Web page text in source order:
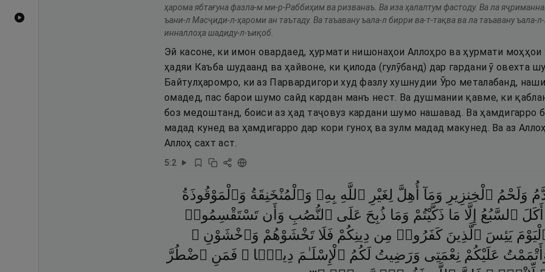
ҳарома ябтағуна фазла-м ми-р-Раббиҳим ва ризванаъ. Ва иза ҳалалтум фастоду. Ва ла
ъани-л Масҷиди-л-ҳароми ан таътаду. Ва таъавану ъала-л бирри ва-т-тақва ва ла таъавану ъала-
инналлоҳа шадиду-л-ъиқоб.
Эй касоне, ки имон овардаед, ҳурмати нишонаҳои Аллоҳро ва ҳурмати
ҳадяи Каъба шудаанд ва ҳайвоне, ки қилода (гулӯбанд) дар гардани ӯ овехта
Байтулҳаромро, ки аз Парвардигори худ фазлу хушнудии Ӯро металабанд,
омадед, пас барои шумо сайд кардан манъ нест. Ва душмании қавме, ки
боз медоштанд, боиси аз ҳад таҷовуз кардани шумо нашавад. Ва ҳамдигарро
мадад кунед ва ҳамдигарро дар кори гуноҳ ва зулм мадад макунед. Ва аз
Аллоҳ сахт аст.
5:2
وَلَحْمُ ٱلْخِنزِيرِ وَمَآ أُهِلَّ لِغَيْرِ ٱللَّهِ بِهِۦ وَٱلْمُنْخَنِقَةُ وَٱلْمَوْقُوذَةُ
أَكَلَ ٱلسَّبُعُ إِلَّا مَا ذَكَّيْتُمْ وَمَا ذُبِحَ عَلَى ٱلنُّصُبِ وَأَن تَسْتَقْسِمُوا۟
يَئِسَ ٱلَّذِينَ كَفَرُوا۟ مِن دِينِكُمْ فَلَا تَخْشَوْهُمْ وَٱخْشَوْنِ ۚ
عَلَيْكُمْ نِعْمَتِى وَرَضِيتُ لَكُمُ ٱلْإِسْلَـٰمَ دِينًۭا ۚ فَمَنِ ٱضْطُرَّ